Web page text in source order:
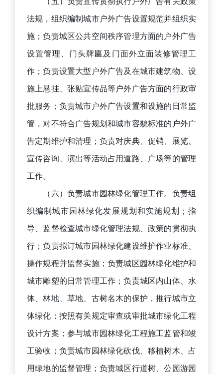
法规，组织编制城市户外广告设置规范并组织实
施；负责城区公共空间秩序管理方面的户外广告
设置管理、门头牌匾及门面外立面装修管理工
作；负责设置大型户外广告及在城市建筑物、设
施上悬挂、张贴宣传品等户外广告方面的行政审
批服务；负责城市户外广告设置和设施的日常监
管，对不符合广告规划和城市容貌标准的户外广
告定期维护和清理；负责对庆典、促销、展览、
宣传咨询、演出等活动占用道路、广场等的管理
工作。
（六）负责城市园林绿化管理工作。负责组
织编制城市园林绿化发展规划和实施规划；指
导、监督检查城市绿化管理法规、政策的贯彻执
行；负责拟订城市园林绿化建设维护作业标准、
操作规程并监督实施；负责城区园林绿化维护和
城市雕塑的日常管理工作；负责城区内山体、水
体、林地、草地、古树名木的保护，推行城市立
体绿化；按照有关规定审查或审批城市绿化工程
设计方案；参与城市园林绿化工程施工监管和竣
工验收；负责城市园林绿化砍伐、移植树木、占
用绿地的监督管理；负责城区行道树、公园游园